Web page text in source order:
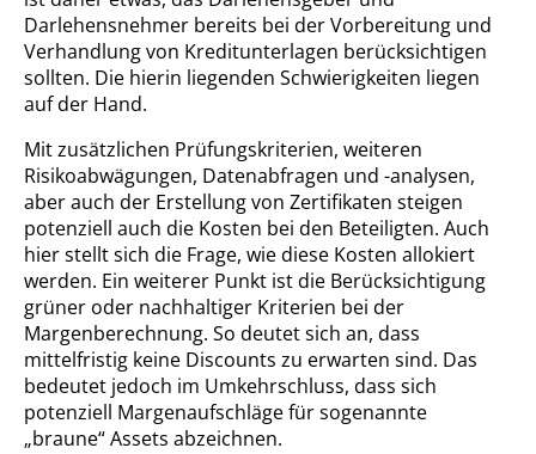
Darlehensnehmer bereits bei der Vorbereitung und
Verhandlung von Kreditunterlagen berücksichtigen
sollten. Die hierin liegenden Schwierigkeiten liegen
auf der Hand.
Mit zusätzlichen Prüfungskriterien, weiteren
Risikoabwägungen, Datenabfragen und -analysen,
aber auch der Erstellung von Zertifikaten steigen
potenziell auch die Kosten bei den Beteiligten. Auch
hier stellt sich die Frage, wie diese Kosten allokiert
werden. Ein weiterer Punkt ist die Berücksichtigung
grüner oder nachhaltiger Kriterien bei der
Margenberechnung. So deutet sich an, dass
mittelfristig keine Discounts zu erwarten sind. Das
bedeutet jedoch im Umkehrschluss, dass sich
potenziell Margenaufschläge für sogenannte
„braune“ Assets abzeichnen.